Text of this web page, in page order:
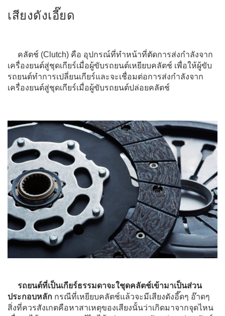
เสียงดังเอี๊ยด
คลัตช์ (Clutch) คือ อุปกรณ์ที่ทำหน้าที่ตัดการส่งกำลังจาก
เครื่องยนต์สู่ชุดเกียร์เมื่อผู้ขับรถยนต์เหยียบคลัตช์ เพื่อให้ผู้ขับ
รถยนต์ทำการเปลี่ยนเกียร์และจะเชื่อมต่อการส่งกำลังจาก
เครื่องยนต์สู่ชุดเกียร์เมื่อผู้ขับรถยนต์ปล่อยคลัตช์
รถยนต์ที่เป็นเกียร์ธรรมดาจะใชุดคลัตช์เข้ามาเป็นส่วน
ประกอบหลัก กรณีที่เหยียบคลัตช์แล้วจะมีเสียงดังอี๊ดๆ อ๊าดๆ
สิ่งที่ควรสังเกตคือหาสาเหตุของเสียงนั้นว่าเกิดมาจากจุดไหน